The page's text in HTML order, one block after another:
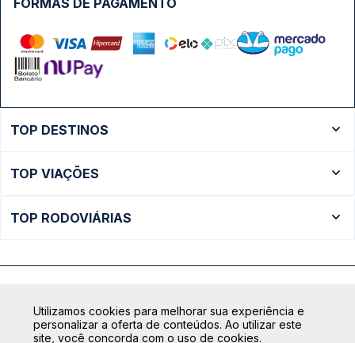
FORMAS DE PAGAMENTO
TOP DESTINOS
Ônibus São Paulo
TOP VIAÇÕES
Passagens Pássaro Marron
+ Viações
TOP RODOVIÁRIAS
Rodoviária Curitiba
Comercial Alphaville, Barueri - SP | CEP: 06453-038
CNPJ: 18.087.991/0001-57 | saconibus@queropassagem.com.br
Utilizamos cookies para melhorar sua experiência e
personalizar a oferta de conteúdos. Ao utilizar este
site, você concorda com o uso de cookies.